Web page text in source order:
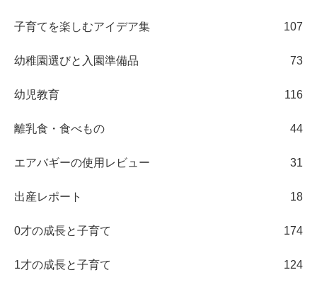
子育てを楽しむアイデア集 107
幼稚園選びと入園準備品 73
幼児教育 116
離乳食・食べもの 44
エアバギーの使用レビュー 31
出産レポート 18
0才の成長と子育て 174
1才の成長と子育て 124